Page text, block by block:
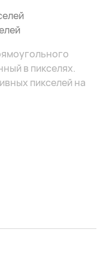
в пикселях.
пикселей на